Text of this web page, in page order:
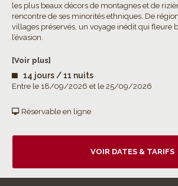
les plus beaux décors de montagnes et de
rencontre de ses minorités ethniques. De
villages préservés, un voyage inédit qui fleure
l’évasion.
[Voir plus]
14 jours / 11 nuits
Entre le 18/09/2026 et le 25/09/2026
Réservable en ligne
VOIR DATES & TARIFS